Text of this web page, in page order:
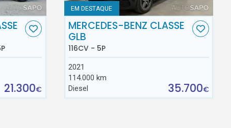
21.300€
EM DESTAQUE
MERCEDES-BENZ CLASSE
GLB
116CV - 5P
2021
114.000 km
Diesel
35.700€